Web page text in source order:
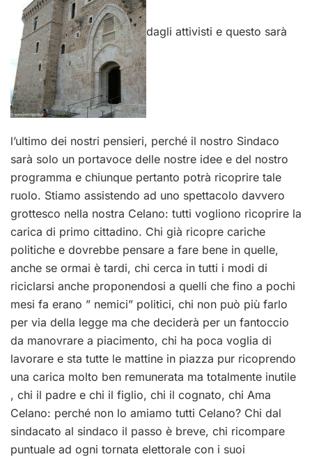
dagli attivisti e questo sarà
l’ultimo dei nostri pensieri, perché il nostro Sindaco
sarà solo un portavoce delle nostre idee e del nostro
programma e chiunque pertanto potrà ricoprire tale
ruolo. Stiamo assistendo ad uno spettacolo davvero
grottesco nella nostra Celano: tutti vogliono ricoprire la
carica di primo cittadino. Chi già ricopre cariche
politiche e dovrebbe pensare a fare bene in quelle,
anche se ormai è tardi, chi cerca in tutti i modi di
riciclarsi anche proponendosi a quelli che fino a pochi
mesi fa erano ” nemici” politici, chi non può più farlo
per via della legge ma che deciderà per un fantoccio
da manovrare a piacimento, chi ha poca voglia di
lavorare e sta tutte le mattine in piazza pur ricoprendo
una carica molto ben remunerata ma totalmente inutile
, chi il padre e chi il figlio, chi il cognato, chi Ama
Celano: perché non lo amiamo tutti Celano? Chi dal
sindacato al sindaco il passo è breve, chi ricompare
puntuale ad ogni tornata elettorale con i suoi